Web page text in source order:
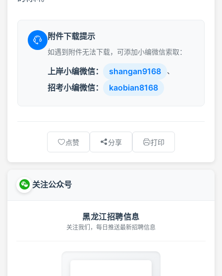
附件下载提示
如遇到附件无法下载，可添加小编微信索取：
上岸小编微信： shangan9168 、
招考小编微信： kaobian8168
点赞 分享 打印
关注公众号
黑龙江招聘信息
关注我们，每日推送最新招聘信息